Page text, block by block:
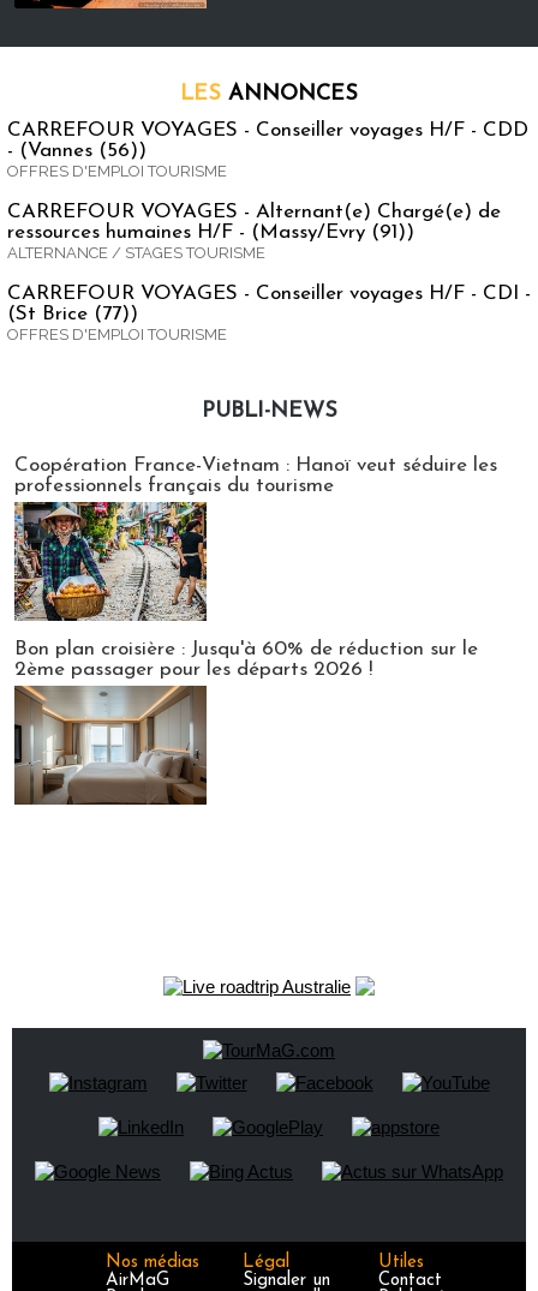
LES ANNONCES
CARREFOUR VOYAGES - Conseiller voyages H/F - CDD
- (Vannes (56))
OFFRES D'EMPLOI TOURISME
CARREFOUR VOYAGES - Alternant(e) Chargé(e) de
ressources humaines H/F - (Massy/Evry (91))
ALTERNANCE / STAGES TOURISME
CARREFOUR VOYAGES - Conseiller voyages H/F - CDI -
(St Brice (77))
OFFRES D'EMPLOI TOURISME
PUBLI-NEWS
Coopération France-Vietnam : Hanoï veut séduire les
professionnels français du tourisme
Bon plan croisière : Jusqu'à 60% de réduction sur le
2ème passager pour les départs 2026 !
Nos médias
AirMaG
Légal
Signaler un
Utiles
Contact